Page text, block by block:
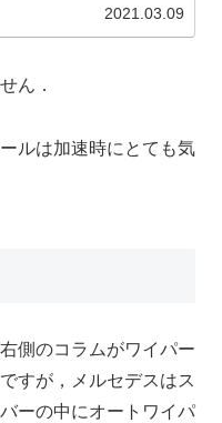
2021.03.09
ん．
ルは加速時にとても気
側のコラムがワイパー
すが，メルセデスはス
ーの中にオートワイパ